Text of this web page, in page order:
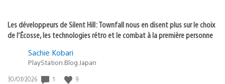
Les développeurs de Silent Hill: Townfall nous en disent plus sur le choix
de l’Écosse, les technologies rétro et le combat à la première personne
Sachie Kobari
PlayStation.Blog Japan
Date
30/07/2026 1 9